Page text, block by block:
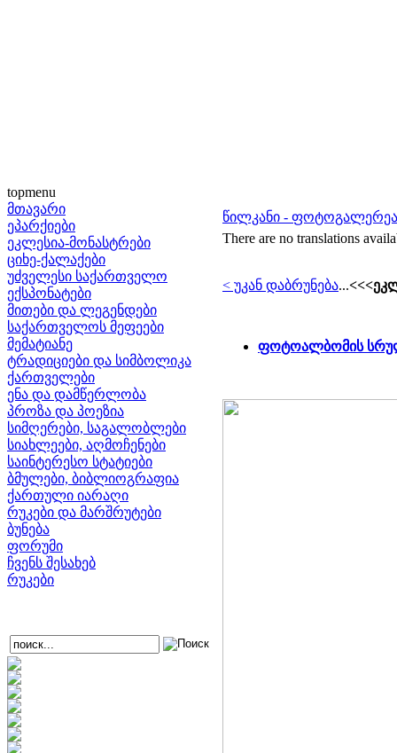
topmenu
მთავარი
ეპარქიები
ეკლესია-მონასტრები
ციხე-ქალაქები
უძველესი საქართველო
ექსპონატები
მითები და ლეგენდები
საქართველოს მეფეები
მემატიანე
ტრადიციები და სიმბოლიკა
ქართველები
ენა და დამწერლობა
პროზა და პოეზია
სიმღერები, საგალობლები
სიახლეები, აღმოჩენები
საინტერესო სტატიები
ბმულები, ბიბლიოგრაფია
ქართული იარაღი
რუკები და მარშრუტები
ბუნება
ფორუმი
ჩვენს შესახებ
რუკები
წილკანი - ფოტოგალერეა
There are no translations
< უკან დაბრუნება...
ფოტოალბომის